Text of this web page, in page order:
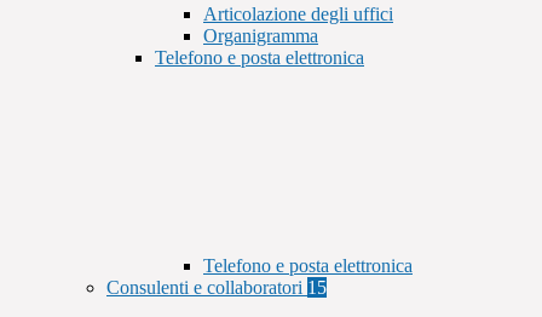
Articolazione degli uffici
Organigramma
Telefono e posta elettronica
Telefono e posta elettronica
Consulenti e collaboratori 15